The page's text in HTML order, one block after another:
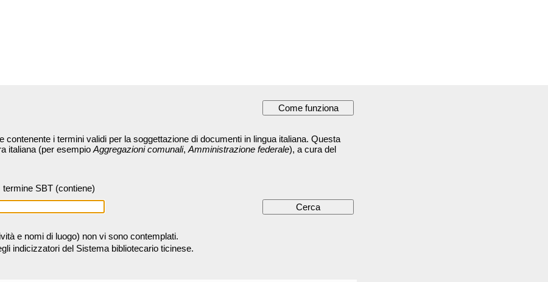
i termini validi per la soggettazione di documenti in lingua italiana. Questa
italiana (per esempio Aggregazioni comunali, Amministrazione federale), a cura del
termine SBT (contiene)
e nomi di luogo) non vi sono contemplati.
indicizzatori del Sistema bibliotecario ticinese.